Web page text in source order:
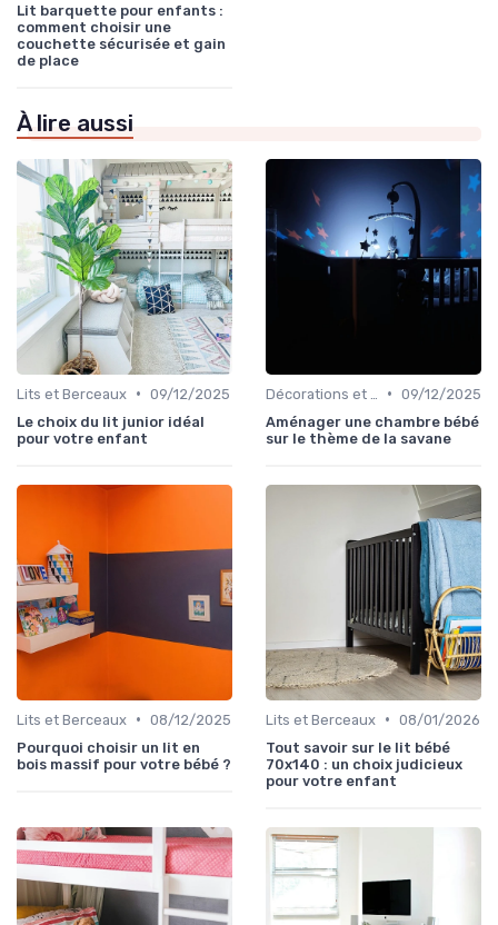
Lit barquette pour enfants :
comment choisir une
couchette sécurisée et gain
de place
À lire aussi
Lits et Berceaux • 09/12/2025
Le choix du lit junior idéal
pour votre enfant
• 09/12/2025
Aménager une chambre bébé
sur le thème de la savane
Lits et Berceaux • 08/12/2025
Pourquoi choisir un lit en
bois massif pour votre bébé ?
Lits et Berceaux • 08/01/2026
Tout savoir sur le lit bébé
70x140 : un choix judicieux
pour votre enfant